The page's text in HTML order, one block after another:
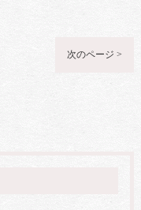
次のページ >